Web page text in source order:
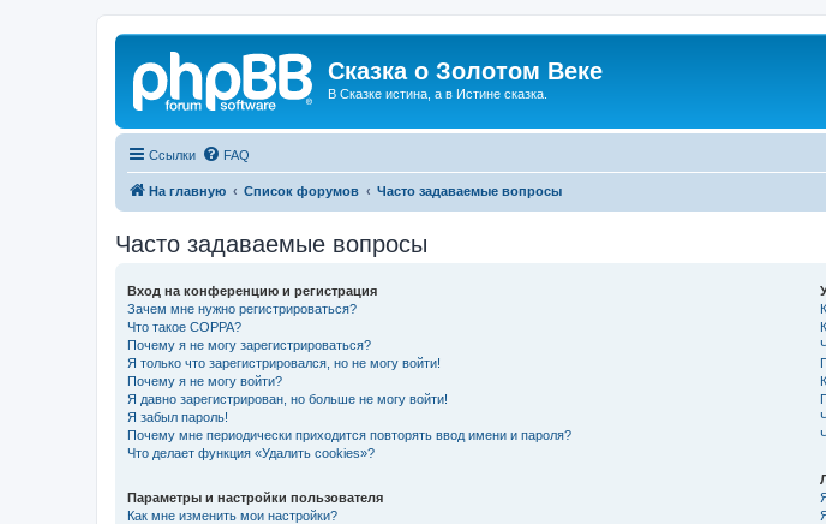
Сказка о Золотом Веке
В Сказке истина, а в Истине сказка.
Ссылки FAQ
На главную Список форумов Часто задаваемые вопросы
Часто задаваемые вопросы
Вход на конференцию и регистрация
Зачем мне нужно регистрироваться?
Что такое COPPA?
Почему я не могу зарегистрироваться?
Я только что зарегистрировался, но не могу войти!
Почему я не могу войти?
Я давно зарегистрирован, но больше не могу войти!
Я забыл пароль!
Почему мне периодически приходится повторять ввод имени и пароля?
Что делает функция «Удалить cookies»?
Параметры и настройки пользователя
Как мне изменить мои настройки?